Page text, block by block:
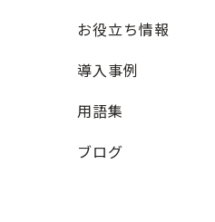
お役立ち情報
導入事例
用語集
ブログ